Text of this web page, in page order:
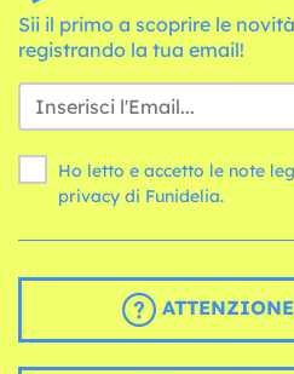
Sii il primo a scoprire le
registrando la tua email!
Ho letto e accetto le note
privacy di Funidelia.